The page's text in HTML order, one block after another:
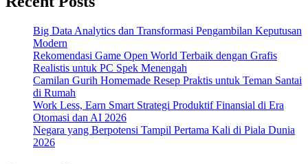
Big Data Analytics dan Transformasi Pengambilan Keputusan
Modern
Rekomendasi Game Open World Terbaik dengan Grafis
Realistis untuk PC Spek Menengah
Camilan Gurih Homemade Resep Praktis untuk Teman Santai
di Rumah
Work Less, Earn Smart Strategi Produktif Finansial di Era
Otomasi dan AI 2026
Negara yang Berpotensi Tampil Pertama Kali di Piala Dunia
2026